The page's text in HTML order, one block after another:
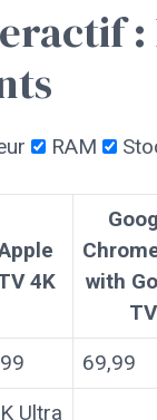
:
RAM
4K
with
TV
69,99
Ultra